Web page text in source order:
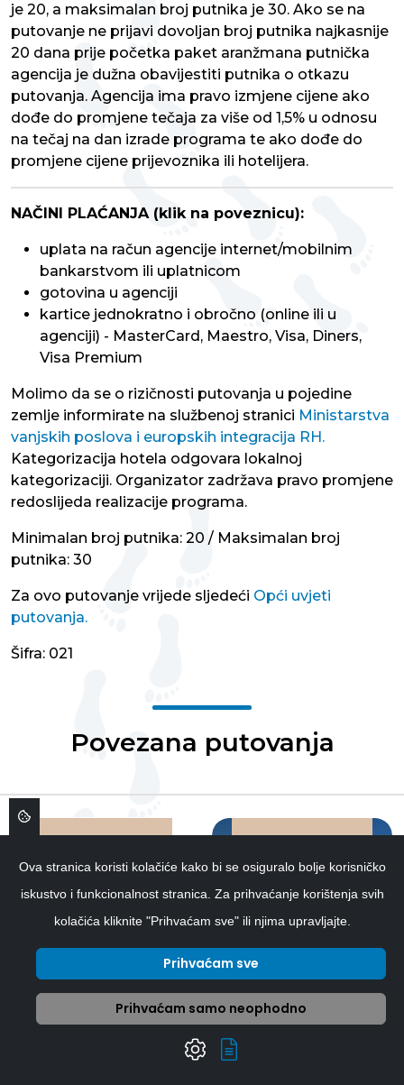
je 20, a maksimalan broj putnika je 30. Ako se na
putovanje ne prijavi dovoljan broj putnika najkasnije
20 dana prije početka paket aranžmana putnička
agencija je dužna obavijestiti putnika o otkazu
putovanja. Agencija ima pravo izmjene cijene ako
dođe do promjene tečaja za više od 1,5% u odnosu
na tečaj na dan izrade programa te ako dođe do
promjene cijene prijevoznika ili hotelijera.
NAČINI PLAĆANJA (klik na poveznicu):
uplata na račun agencije internet/mobilnim
bankarstvom ili uplatnicom
gotovina u agenciji
kartice jednokratno i obročno (online ili u
agenciji) - MasterCard, Maestro, Visa, Diners,
Visa Premium
Molimo da se o rizičnosti putovanja u pojedine
zemlje informirate na službenoj stranici Ministarstva
vanjskih poslova i europskih integracija RH.
Kategorizacija hotela odgovara lokalnoj
kategorizaciji. Organizator zadržava pravo promjene
redoslijeda realizacije programa.
Minimalan broj putnika: 20 / Maksimalan broj
putnika: 30
Za ovo putovanje vrijede sljedeći Opći uvjeti
putovanja.
Šifra: 021
Povezana putovanja
PUTOVANJE
KINA II - 14
od 2.750 €
INDIJA 8
DANA -
ZLATNI
TROKUT
od 1.790 €
Ova stranica koristi kolačiće kako bi se osiguralo bolje korisničko
iskustvo i funkcionalnost stranica. Za prihvaćanje korištenja svih
kolačića kliknite "Prihvaćam sve" ili njima upravljajte.
Prihvaćam sve
Prihvaćam samo neophodno